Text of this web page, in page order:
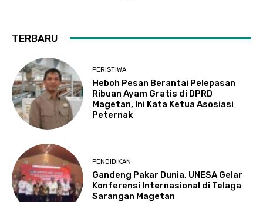
TERBARU
PERISTIWA
Heboh Pesan Berantai Pelepasan
Ribuan Ayam Gratis di DPRD
Magetan, Ini Kata Ketua Asosiasi
Peternak
PENDIDIKAN
Gandeng Pakar Dunia, UNESA Gelar
Konferensi Internasional di Telaga
Sarangan Magetan